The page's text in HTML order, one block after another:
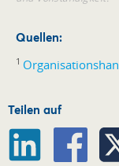
Quellen:
1
Teilen auf